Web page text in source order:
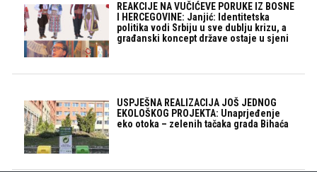
REAKCIJE NA VUČIĆEVE PORUKE IZ BOSNE
I HERCEGOVINE: Janjić: Identitetska
politika vodi Srbiju u sve dublju krizu, a
građanski koncept države ostaje u sjeni
USPJEŠNA REALIZACIJA JOŠ JEDNOG
EKOLOŠKOG PROJEKTA: Unaprjeđenje
eko otoka – zelenih tačaka grada Bihaća